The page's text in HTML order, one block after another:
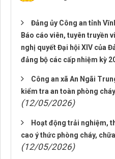
Đảng ủy Công an tỉnh
Báo cáo viên, tuyên truyền
nghị quyết Đại hội XIV của
đảng bộ các cấp nhiệm kỳ
Công an xã An Ngãi
kiểm tra an toàn phòng
(12/05/2026)
Hoạt động trải nghiệm,
cao ý thức phòng cháy,
(12/05/2026)